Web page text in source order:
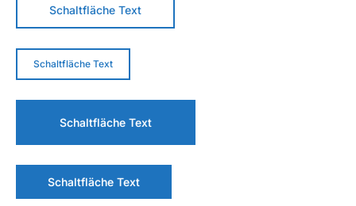
Schaltfläche Text
Schaltfläche Text
Schaltfläche Text
Schaltfläche Text